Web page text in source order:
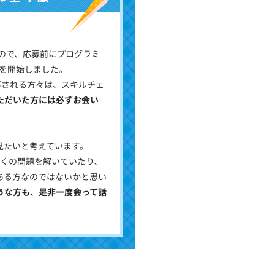
で、応募前にプログラミ
始しました。
れる方々は、スキルチェ
だいた方には必ずお会い
いと考えています。
問題を解いていたり、
方なのではないかと思い
方も、是非一度会って話